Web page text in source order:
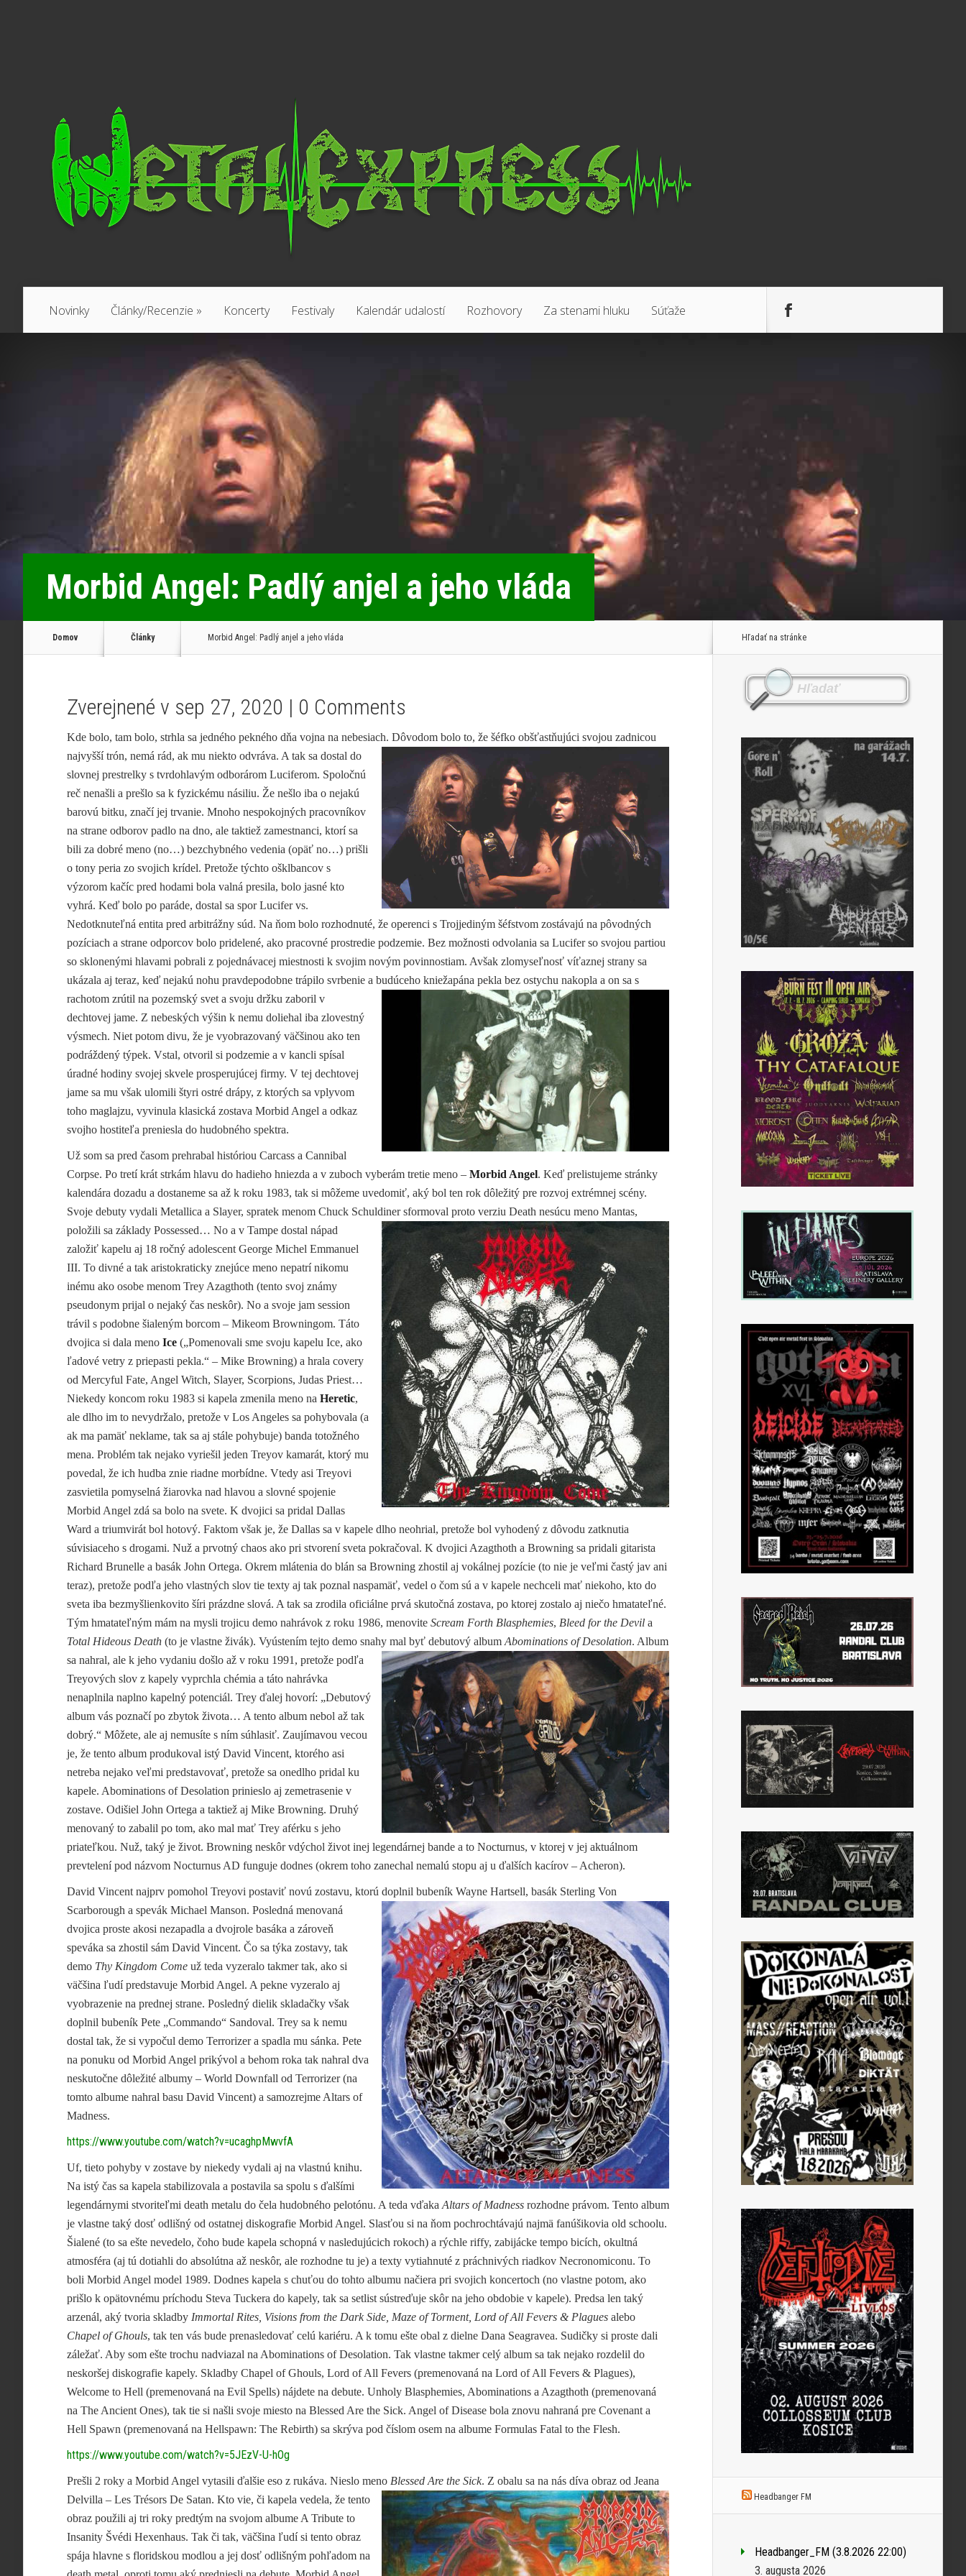
Novinky Články/Recenzie » Koncerty Festivaly Kalendár udalostí Rozhovory Za stenami hluku Súťaže
Morbid Angel: Padlý anjel a jeho vláda
Domov Články Morbid Angel: Padlý anjel a jeho vláda
Zverejnené v sep 27, 2020 | 0 Comments
Kde bolo, tam bolo, strhla sa jedného pekného dňa vojna na nebesiach. Dôvodom bolo to, že šéfko obšťastňujúci svojou zadnicou
najvyšší trón, nemá rád, ak mu niekto odvráva. A tak sa dostal do
slovnej prestrelky s tvrdohlavým odborárom Luciferom. Spoločnú
reč nenašli a prešlo sa k fyzickému násiliu. Že nešlo iba o nejakú
barovú bitku, značí jej trvanie. Mnoho nespokojných pracovníkov
na strane odborov padlo na dno, ale taktiež zamestnanci, ktorí sa
bili za dobré meno (no…) bezchybného vedenia (opäť no…) prišli
o tony peria zo svojich krídel. Pretože týchto ošklbancov s
výzorom kačíc pred hodami bola valná presila, bolo jasné kto
vyhrá. Keď bolo po paráde, dostal sa spor Lucifer vs.
Nedotknuteľná entita pred arbitrážny súd. Na ňom bolo rozhodnuté, že operenci s Trojjediným šéfstvom zostávajú na pôvodných
pozíciach a strane odporcov bolo pridelené, ako pracovné prostredie podzemie. Bez možnosti odvolania sa Lucifer so svojou partiou
so sklonenými hlavami pobrali z pojednávacej miestnosti k svojim novým povinnostiam. Avšak zlomyseľnosť víťaznej strany sa
ukázala aj teraz, keď nejakú nohu pravdepodobne trápilo svrbenie a budúceho kniežapána pekla bez ostychu nakopla a on sa s
rachotom zrútil na pozemský svet a svoju držku zaboril v
dechtovej jame. Z nebeských výšin k nemu doliehal iba zlovestný
výsmech. Niet potom divu, že je vyobrazovaný väčšinou ako ten
podráždený týpek. Vstal, otvoril si podzemie a v kancli spísal
úradné hodiny svojej skvele prosperujúcej firmy. V tej dechtovej
jame sa mu však ulomili štyri ostré drápy, z ktorých sa vplyvom
toho maglajzu, vyvinula klasická zostava Morbid Angel a odkaz
svojho hostiteľa preniesla do hudobného spektra.
Už som sa pred časom prehrabal históriou Carcass a Cannibal
Corpse. Po tretí krát strkám hlavu do hadieho hniezda a v zuboch vyberám tretie meno – Morbid Angel. Keď prelistujeme stránky
kalendára dozadu a dostaneme sa až k roku 1983, tak si môžeme uvedomiť, aký bol ten rok dôležitý pre rozvoj extrémnej scény.
Svoje debuty vydali Metallica a Slayer, spratek menom Chuck Schuldiner sformoval proto verziu Death nesúcu meno Mantas,
položili sa základy Possessed… No a v Tampe dostal nápad
založiť kapelu aj 18 ročný adolescent George Michel Emmanuel
III. To divné a tak aristokraticky znejúce meno nepatrí nikomu
inému ako osobe menom Trey Azagthoth (tento svoj známy
pseudonym prijal o nejaký čas neskôr). No a svoje jam session
trávil s podobne šialeným borcom – Mikeom Browningom. Táto
dvojica si dala meno Ice („Pomenovali sme svoju kapelu Ice, ako
ľadové vetry z priepasti pekla.“ – Mike Browning) a hrala covery
od Mercyful Fate, Angel Witch, Slayer, Scorpions, Judas Priest…
Niekedy koncom roku 1983 si kapela zmenila meno na Heretic,
ale dlho im to nevydržalo, pretože v Los Angeles sa pohybovala (a
ak ma pamäť neklame, tak sa aj stále pohybuje) banda totožného
mena. Problém tak nejako vyriešil jeden Treyov kamarát, ktorý mu
povedal, že ich hudba znie riadne morbídne. Vtedy asi Treyovi
zasvietila pomyselná žiarovka nad hlavou a slovné spojenie
Morbid Angel zdá sa bolo na svete. K dvojici sa pridal Dallas
Ward a triumvirát bol hotový. Faktom však je, že Dallas sa v kapele dlho neohrial, pretože bol vyhodený z dôvodu zatknutia
súvisiaceho s drogami. Nuž a prvotný chaos ako pri stvorení sveta pokračoval. K dvojici Azagthoth a Browning sa pridali gitarista
Richard Brunelle a basák John Ortega. Okrem mlátenia do blán sa Browning zhostil aj vokálnej pozície (to nie je veľmi častý jav ani
teraz), pretože podľa jeho vlastných slov tie texty aj tak poznal naspamäť, vedel o čom sú a v kapele nechceli mať niekoho, kto do
sveta iba bezmyšlienkovito šíri prázdne slová. A tak sa zrodila oficiálne prvá skutočná zostava, po ktorej zostalo aj niečo hmatateľné.
Tým hmatateľným mám na mysli trojicu demo nahrávok z roku 1986, menovite Scream Forth Blasphemies, Bleed for the Devil a
Total Hideous Death (to je vlastne živák). Vyústením tejto demo snahy mal byť debutový album Abominations of Desolation. Album
sa nahral, ale k jeho vydaniu došlo až v roku 1991, pretože podľa
Treyových slov z kapely vyprchla chémia a táto nahrávka
nenaplnila naplno kapelný potenciál. Trey ďalej hovorí: „Debutový
album vás poznačí po zbytok života… A tento album nebol až tak
dobrý.“ Môžete, ale aj nemusíte s ním súhlasiť. Zaujímavou vecou
je, že tento album produkoval istý David Vincent, ktorého asi
netreba nejako veľmi predstavovať, pretože sa onedlho pridal ku
kapele. Abominations of Desolation prinieslo aj zemetrasenie v
zostave. Odišiel John Ortega a taktiež aj Mike Browning. Druhý
menovaný to zabalil po tom, ako mal mať Trey aférku s jeho
priateľkou. Nuž, taký je život. Browning neskôr vdýchol život inej legendárnej bande a to Nocturnus, v ktorej v jej aktuálnom
prevtelení pod názvom Nocturnus AD funguje dodnes (okrem toho zanechal nemalú stopu aj u ďalších kacírov – Acheron).
David Vincent najprv pomohol Treyovi postaviť novú zostavu, ktorú doplnil bubeník Wayne Hartsell, basák Sterling Von
Scarborough a spevák Michael Manson. Posledná menovaná
dvojica proste akosi nezapadla a dvojrole basáka a zároveň
speváka sa zhostil sám David Vincent. Čo sa týka zostavy, tak
demo Thy Kingdom Come už teda vyzeralo takmer tak, ako si
väčšina ľudí predstavuje Morbid Angel. A pekne vyzeralo aj
vyobrazenie na prednej strane. Posledný dielik skladačky však
doplnil bubeník Pete „Commando“ Sandoval. Trey sa k nemu
dostal tak, že si vypočul demo Terrorizer a spadla mu sánka. Pete
na ponuku od Morbid Angel prikývol a behom roka tak nahral dva
neskutočne dôležité albumy – World Downfall od Terrorizer (na
tomto albume nahral basu David Vincent) a samozrejme Altars of
Madness.
https://www.youtube.com/watch?v=ucaghpMwvfA
Uf, tieto pohyby v zostave by niekedy vydali aj na vlastnú knihu.
Na istý čas sa kapela stabilizovala a postavila sa spolu s ďalšími
legendárnymi stvoriteľmi death metalu do čela hudobného pelotónu. A teda vďaka Altars of Madness rozhodne právom. Tento album
je vlastne taký dosť odlišný od ostatnej diskografie Morbid Angel. Slasťou si na ňom pochrochtávajú najmä fanúšikovia old schoolu.
Šialené (to sa ešte nevedelo, čoho bude kapela schopná v nasledujúcich rokoch) a rýchle riffy, zabijácke tempo bicích, okultná
atmosféra (aj tú dotiahli do absolútna až neskôr, ale rozhodne tu je) a texty vytiahnuté z práchnivých riadkov Necronomiconu. To
boli Morbid Angel model 1989. Dodnes kapela s chuťou do tohto albumu načiera pri svojich koncertoch (no vlastne potom, ako
prišlo k opätovnému príchodu Steva Tuckera do kapely, tak sa setlist sústreďuje skôr na jeho obdobie v kapele). Predsa len taký
arzenál, aký tvoria skladby Immortal Rites, Visions from the Dark Side, Maze of Torment, Lord of All Fevers & Plagues alebo
Chapel of Ghouls, tak ten vás bude prenasledovať celú kariéru. A k tomu ešte obal z dielne Dana Seagravea. Sudičky si proste dali
záležať. Aby som ešte trochu nadviazal na Abominations of Desolation. Tak vlastne takmer celý album sa tak nejako rozdelil do
neskoršej diskografie kapely. Skladby Chapel of Ghouls, Lord of All Fevers (premenovaná na Lord of All Fevers & Plagues),
Welcome to Hell (premenovaná na Evil Spells) nájdete na debute. Unholy Blasphemies, Abominations a Azagthoth (premenovaná
na The Ancient Ones), tak tie si našli svoje miesto na Blessed Are the Sick. Angel of Disease bola znovu nahraná pre Covenant a
Hell Spawn (premenovaná na Hellspawn: The Rebirth) sa skrýva pod číslom osem na albume Formulas Fatal to the Flesh.
https://www.youtube.com/watch?v=5JEzV-U-hOg
Prešli 2 roky a Morbid Angel vytasili ďalšie eso z rukáva. Nieslo meno Blessed Are the Sick. Z obalu sa na nás díva obraz od Jeana
Delvilla – Les Trésors De Satan. Kto vie, či kapela vedela, že tento
obraz použili aj tri roky predtým na svojom albume A Tribute to
Insanity Švédi Hexenhaus. Tak či tak, väčšina ľudí si tento obraz
spája hlavne s floridskou modlou a jej dosť odlišným pohľadom na
Hľadať na stránke
Headbanger FM
Headbanger_FM (3.8.2026 22:00)
3. augusta 2026